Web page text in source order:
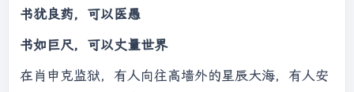
书犹良药，可以医愚
书如巨尺，可以丈量世界
在肖申克监狱，有人向往高墙外的星辰大海，有人安